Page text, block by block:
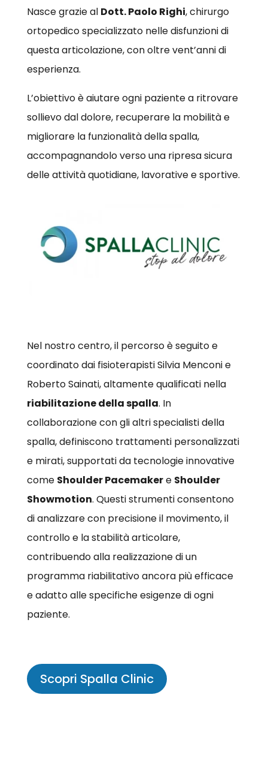
Nasce grazie al Dott. Paolo Righi, chirurgo
ortopedico specializzato nelle disfunzioni di
questa articolazione, con oltre vent’anni di
esperienza.
L’obiettivo è aiutare ogni paziente a ritrovare
sollievo dal dolore, recuperare la mobilità e
migliorare la funzionalità della spalla,
accompagnandolo verso una ripresa sicura
delle attività quotidiane, lavorative e sportive.
Nel nostro centro, il percorso è seguito e
coordinato dai fisioterapisti Silvia Menconi e
Roberto Sainati, altamente qualificati nella
riabilitazione della spalla. In
collaborazione con gli altri specialisti della
spalla, definiscono trattamenti personalizzati
e mirati, supportati da tecnologie innovative
come Shoulder Pacemakere Shoulder
Showmotion. Questi strumenti consentono
di analizzare con precisione il movimento, il
controllo e la stabilità articolare,
contribuendo alla realizzazione di un
programma riabilitativo ancora più efficace
e adatto alle specifiche esigenze di ogni
paziente.
Scopri Spalla Clinic